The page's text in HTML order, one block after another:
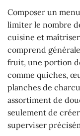
Composer un
limiter le nombre
cuisine et maîtriser
comprend
fruit, une portion
comme quiches,
planches de
assortiment de
seulement de
superviser